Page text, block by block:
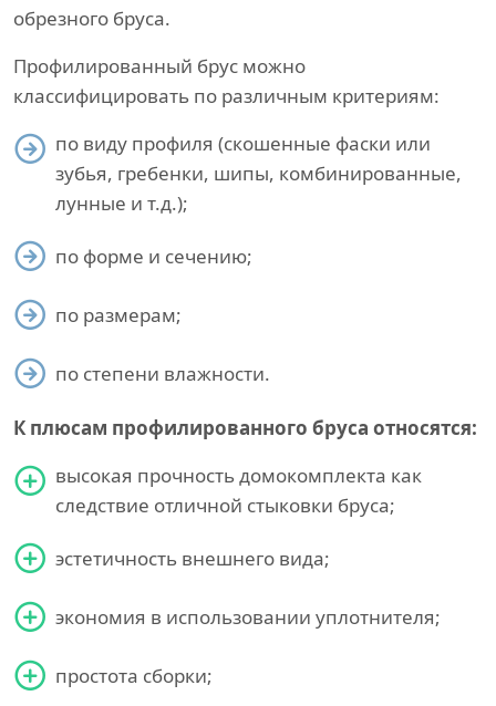
обрезного бруса.
Профилированный брус можно
классифицировать по различным критериям:
по виду профиля (скошенные фаски или
зубья, гребенки, шипы, комбинированные,
лунные и т.д.);
по форме и сечению;
по размерам;
по степени влажности.
К плюсам профилированного бруса относятся:
высокая прочность домокомплекта как
следствие отличной стыковки бруса;
эстетичность внешнего вида;
экономия в использовании уплотнителя;
простота сборки;